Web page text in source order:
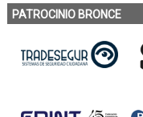
PATROCINIO BRONCE